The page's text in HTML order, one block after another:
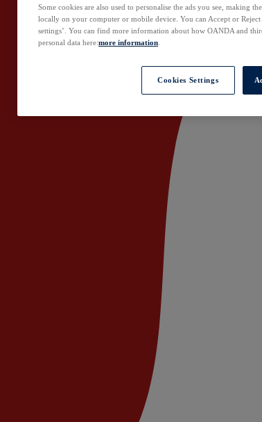
Some cookies are also used to personalise the ads you see, making
locally on your computer or mobile device. You can Accept or
settings’. You can find more information about how OANDA and
personal data here:more information
Cookies Settings